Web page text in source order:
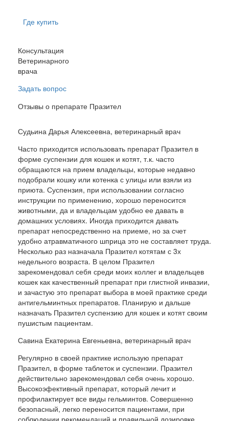
Где купить
Консультация
Ветеринарного
врача
Задать вопрос
Отзывы о препарате Празител
Судьина Дарья Алексеевна, ветеринарный врач
Часто приходится использовать препарат Празител в
форме суспензии для кошек и котят, т.к. часто
обращаются на прием владельцы, которые недавно
подобрали кошку или котенка с улицы или взяли из
приюта. Суспензия, при использовании согласно
инструкции по применению, хорошо переносится
животными, да и владельцам удобно ее давать в
домашних условиях. Иногда приходится давать
препарат непосредственно на приеме, но за счет
удобно атравматичного шприца это не составляет труда.
Несколько раз назначала Празител котятам с 3х
недельного возраста. В целом Празител
зарекомендовал себя среди моих коллег и владельцев
кошек как качественный препарат при глистной инвазии,
и зачастую это препарат выбора в моей практике среди
антигельминтных препаратов. Планирую и дальше
назначать Празител суспензию для кошек и котят своим
пушистым пациентам.
Савина Екатерина Евгеньевна, ветеринарный врач
Регулярно в своей практике использую препарат
Празител, в форме таблеток и суспензии. Празител
действительно зарекомендовал себя очень хорошо.
Высокоэфективный препарат, который лечит и
профилактирует все виды гельминтов. Совершенно
безопасный, легко переносится пациентами, при